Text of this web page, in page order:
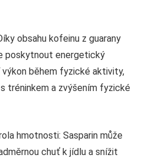
obsahu kofeinu z guarany
poskytnout energetický
během fyzické aktivity,
tréninkem a zvýšením fyzické
hmotnosti: Sasparin může
chuť k jídlu a snížit